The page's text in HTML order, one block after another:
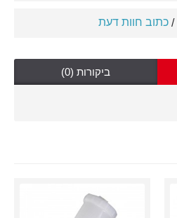
/ כתוב חוות דעת
ביקורות (0)